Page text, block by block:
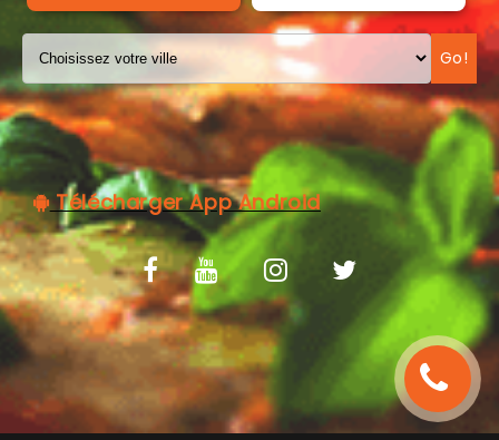
Go!
Télécharger App Android